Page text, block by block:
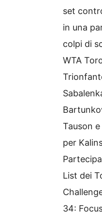
set
in una
colpi di
WTA
Tauson
per
List dei
34: